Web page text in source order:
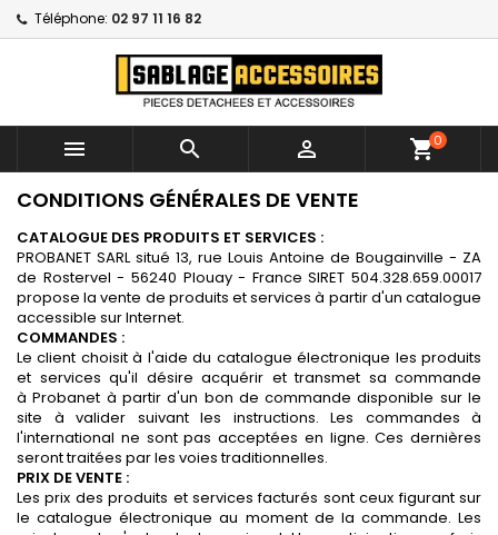
Téléphone: 02 97 11 16 82
   shopping_cart0
CONDITIONS GÉNÉRALES DE VENTE
CATALOGUE DES PRODUITS ET SERVICES :
PROBANET SARL situé 13, rue Louis Antoine de Bougainville - ZA
de Rostervel - 56240 Plouay - France SIRET 504.328.659.00017
propose la vente de produits et services à partir d'un catalogue
accessible sur Internet.
COMMANDES :
Le client choisit à l'aide du catalogue électronique les produits
et services qu'il désire acquérir et transmet sa commande
à Probanet à partir d'un bon de commande disponible sur le
site à valider suivant les instructions. Les commandes à
l'international ne sont pas acceptées en ligne. Ces dernières
seront traitées par les voies traditionnelles.
PRIX DE VENTE :
Les prix des produits et services facturés sont ceux figurant sur
le catalogue électronique au moment de la commande. Les